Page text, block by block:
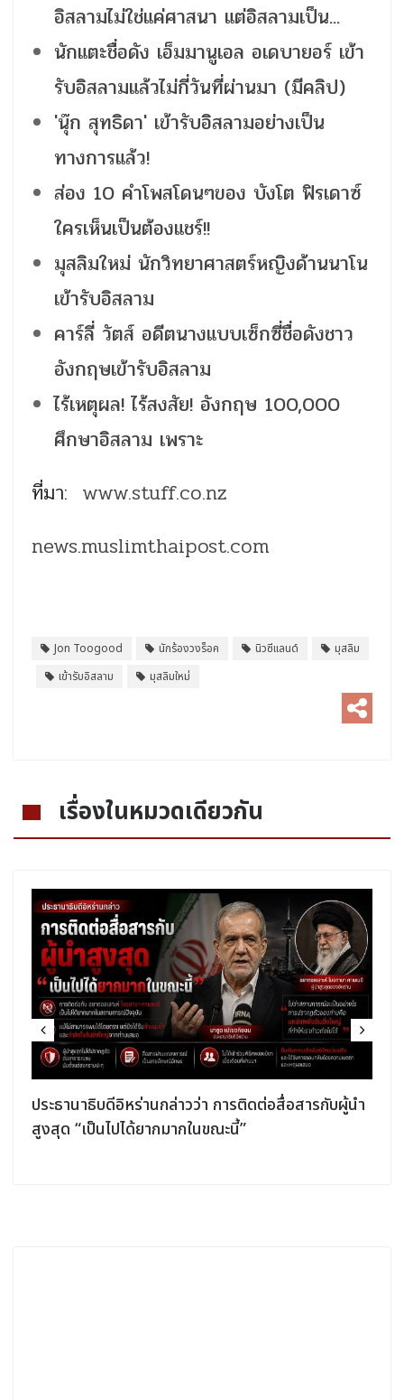
อิสลามไม่ใช่แค่ศาสนา แต่อิสลามเป็น...
นักแตะชื่อดัง เอ็มมานูเอล อเดบายอร์ เข้า
รับอิสลามแล้วไม่กี่วันที่ผ่านมา (มีคลิป)
'นุ๊ก สุทธิดา' เข้ารับอิสลามอย่างเป็น
ทางการแล้ว!
ส่อง 10 คำโพสโดนๆของ บังโต ฟิรเดาซ์
ใครเห็นเป็นต้องแชร์!!
มุสลิมใหม่ นักวิทยาศาสตร์หญิงด้านนาโน
เข้ารับอิสลาม
คาร์ลี่ วัตส์ อดีตนางแบบเซ็กซี่ชื่อดังชาว
อังกฤษเข้ารับอิสลาม
ไร้เหตุผล! ไร้สงสัย! อังกฤษ 100,000
ศึกษาอิสลาม เพราะ
ที่มา: www.stuff.co.nz
news.muslimthaipost.com
Jon Toogood นักร้องวงร็อค นิวซีแลนด์
มุสลิม
เข้ารับอิสลาม
มุสลิมใหม่
เรื่องในหมวดเดียวกัน
ประธานาธิบดีอิหร่านกล่าวว่า การติดต่อสื่อสารกับผู้นำ
สูงสุด “เป็นไปได้ยากมากในขณะนี้”